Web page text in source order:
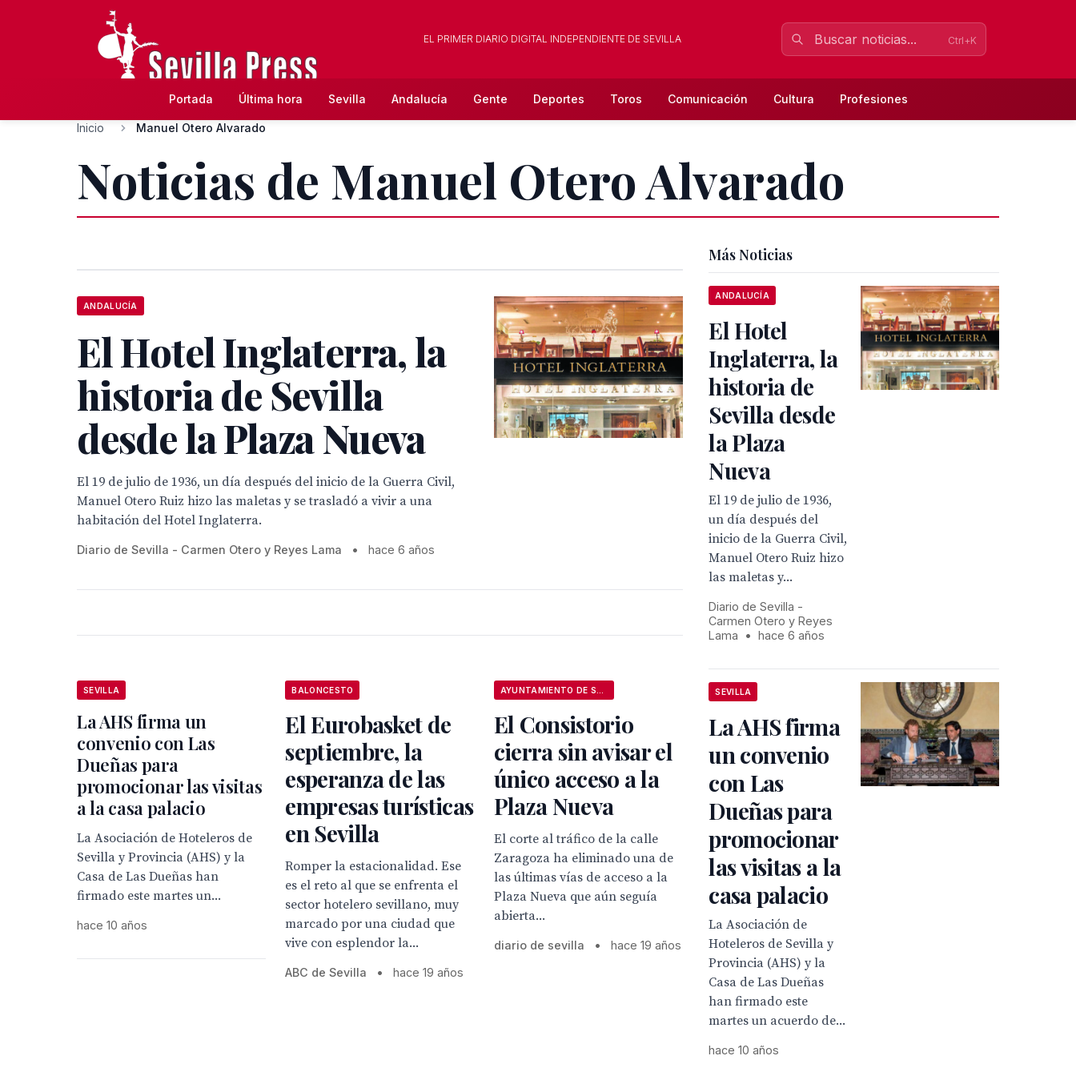
EL PRIMER DIARIO DIGITAL INDEPENDIENTE DE SEVILLA Ctrl+K
Portada Última hora Sevilla Andalucía Gente Deportes Toros Comunicación Cultura Profesiones
Inicio Manuel Otero Alvarado
Noticias de Manuel Otero Alvarado
ANDALUCÍA
El Hotel Inglaterra, la
historia de Sevilla
desde la Plaza Nueva
El 19 de julio de 1936, un día después del inicio de la Guerra Civil,
Manuel Otero Ruiz hizo las maletas y se trasladó a vivir a una
habitación del Hotel Inglaterra.
Diario de Sevilla - Carmen Otero y Reyes Lama • hace 6 años
SEVILLA
La AHS firma un
convenio con Las
Dueñas para
promocionar las visitas
a la casa palacio
La Asociación de Hoteleros de
Sevilla y Provincia (AHS) y la
Casa de Las Dueñas han
firmado este martes un...
hace 10 años
BALONCESTO
El Eurobasket de
septiembre, la
esperanza de las
empresas turísticas
en Sevilla
Romper la estacionalidad. Ese
es el reto al que se enfrenta el
sector hotelero sevillano, muy
marcado por una ciudad que
vive con esplendor la...
ABC de Sevilla • hace 19 años
El Consistorio
cierra sin avisar el
único acceso a la
Plaza Nueva
El corte al tráfico de la calle
Zaragoza ha eliminado una de
las últimas vías de acceso a la
Plaza Nueva que aún seguía
abierta...
diario de sevilla • hace 19 años
Más Noticias
ANDALUCÍA
El Hotel
Inglaterra, la
historia de
Sevilla desde
la Plaza
Nueva
El 19 de julio de 1936,
un día después del
inicio de la Guerra Civil,
Manuel Otero Ruiz hizo
las maletas y...
Diario de Sevilla -
Carmen Otero y Reyes
Lama
• hace 6 años
SEVILLA
La AHS firma
un convenio
con Las
Dueñas para
promocionar
las visitas a la
casa palacio
La Asociación de
Hoteleros de Sevilla y
Provincia (AHS) y la
Casa de Las Dueñas
han firmado este
martes un acuerdo de...
hace 10 años